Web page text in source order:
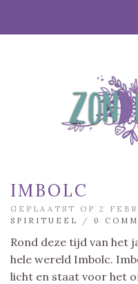
IMBOLC
GEPLAATST OP 2
SPIRITUEEL
/ 0
Rond deze tijd van het
hele wereld Imbolc.
licht en staat voor het